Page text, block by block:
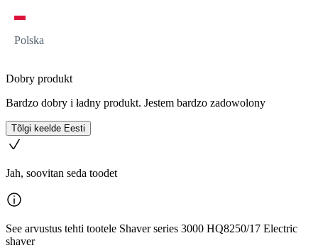
Polska
Dobry produkt
Bardzo dobry i ładny produkt. Jestem bardzo zadowolony
Tõlgi keelde Eesti
Jah, soovitan seda toodet
See arvustus tehti tootele Shaver series 3000 HQ8250/17 Electric
shaver